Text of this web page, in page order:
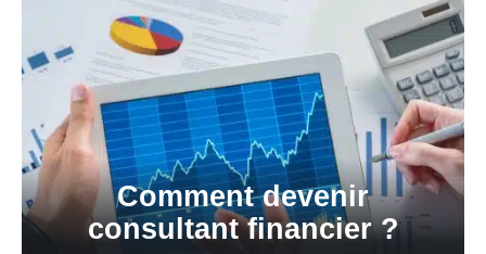
Comment devenir
consultant financier ?